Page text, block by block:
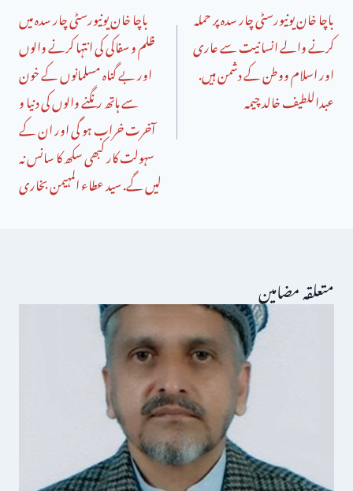
باچا خان یونیورسٹی چار سدہ پر حملہ
کرنے والے انسانیت سے عاری
اور اسلام ووطن کے دشمن ہیں.
عبداللطیف خالد چیمہ
باچا خان یونیورسٹی چار سدہ میں
ظلم و سفاکی کی انتہا کرنے والوں
اور بے گناہ مسلمانوں کے خون
سے ہاتھ رنگنے والوں کی دنیا و
آخرت خراب ہو گی اور ان کے
سہولت کار کبھی سکھ کا سانس نہ
لیں گے. سید عطاء المہیمن بخاری
متعلقہ مضامین